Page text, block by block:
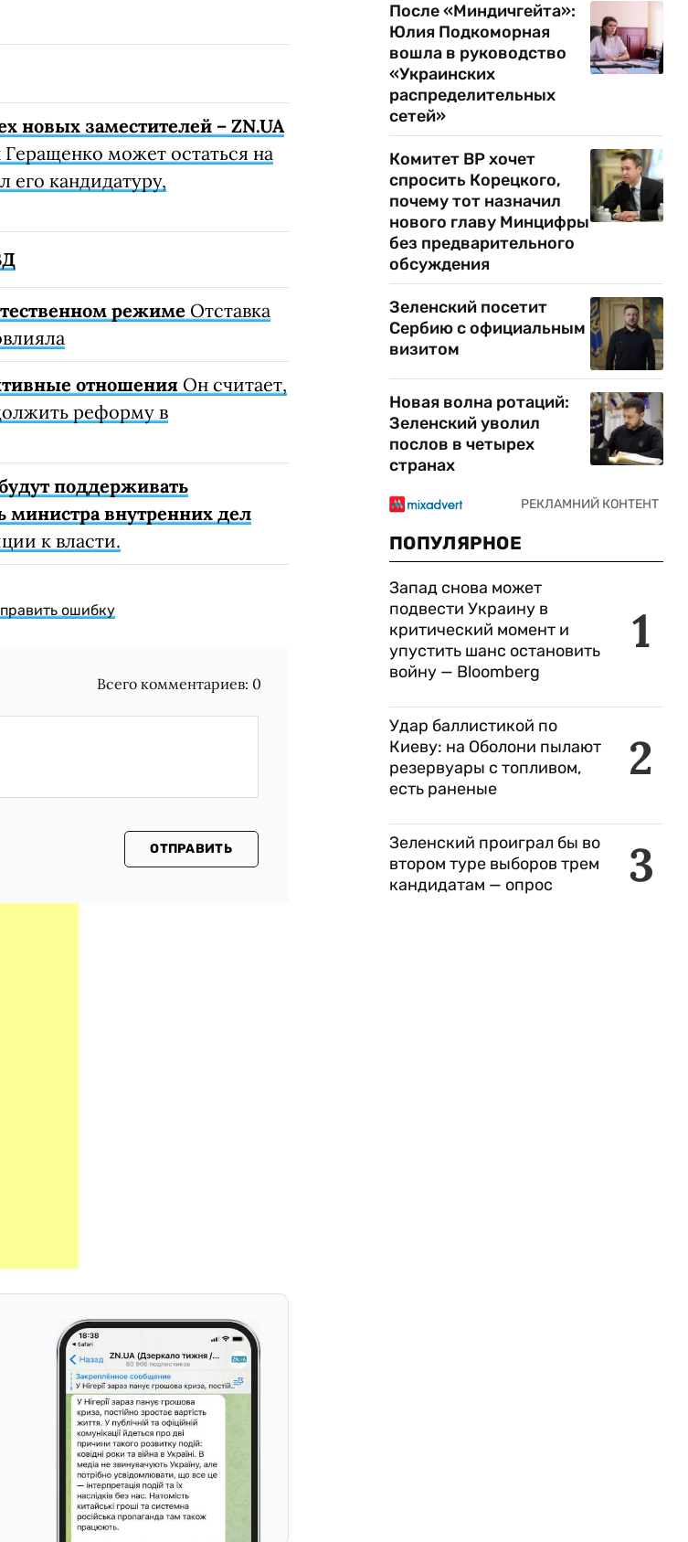
новых заместителей – ZN.UA
может остаться на
его кандидатуру,
режиме Отставка
отношения Он считает,
реформу в
поддерживать
министра внутренних дел
к власти.
ошибку
Всего комментариев: 0
ОТПРАВИТЬ
После «Миндичгейта»:
Юлия Подкоморная
вошла в руководство
«Украинских
распределительных
сетей»
Комитет ВР хочет
спросить Корецкого,
почему тот назначил
нового главу Минцифры
без предварительного
обсуждения
Зеленский посетит
Сербию с официальным
визитом
Новая волна ротаций:
Зеленский уволил
послов в четырех
странах
ПОПУЛЯРНОЕ
1
Запад снова может
подвести Украину в
критический момент и
упустить шанс остановить
войну — Bloomberg
2
Удар баллистикой по
Киеву: на Оболони пылают
резервуары с топливом,
есть раненые
3
Зеленский проиграл бы во
втором туре выборов трем
кандидатам — опрос